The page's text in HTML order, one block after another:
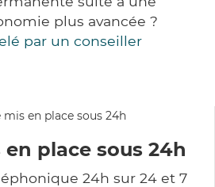
plus avancée ?
par un conseiller
en place sous 24h
24h sur 24 et 7